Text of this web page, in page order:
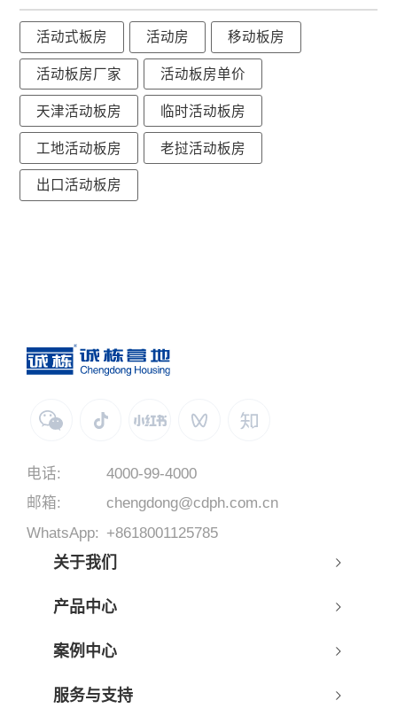
活动式板房 活动房 移动板房
活动板房厂家 活动板房单价
天津活动板房 临时活动板房
工地活动板房 老挝活动板房
出口活动板房
电话:
4000-99-4000
邮箱:
chengdong@cdph.com.cn
WhatsApp: +8618001125785
关于我们
产品中心
案例中心
服务与支持